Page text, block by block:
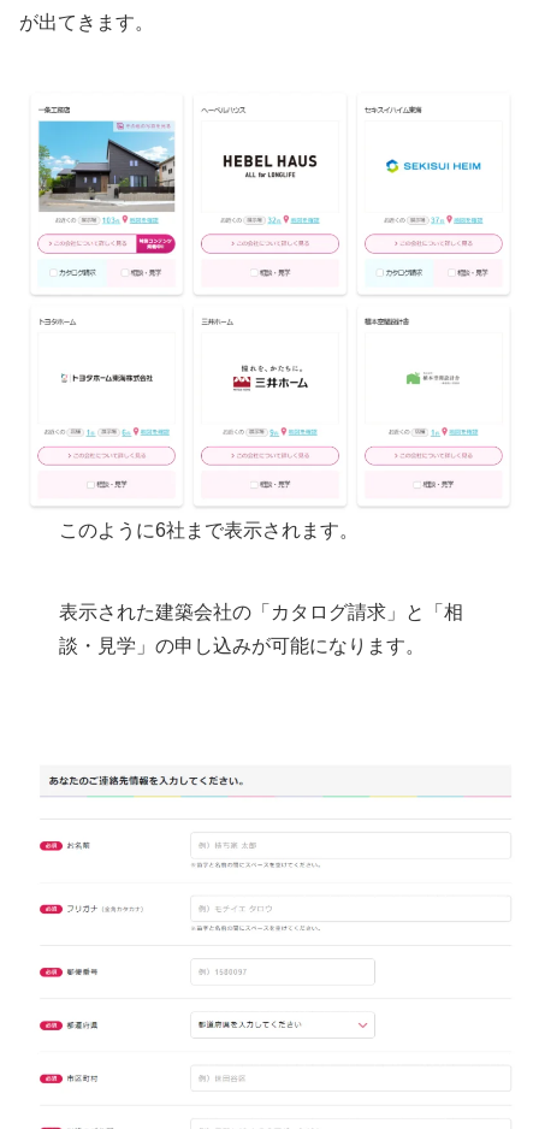
が出てきます。
このように6社まで表示されます。
表示された建築会社の「カタログ請求」と「相
談・見学」の申し込みが可能になります。